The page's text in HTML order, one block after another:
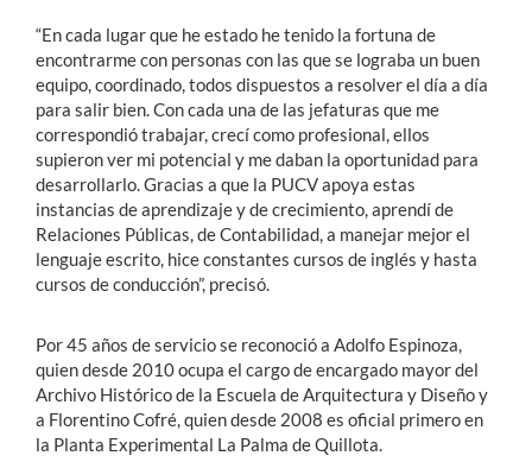
“En cada lugar que he estado he tenido la fortuna de
encontrarme con personas con las que se lograba un buen
equipo, coordinado, todos dispuestos a resolver el día a día
para salir bien. Con cada una de las jefaturas que me
correspondió trabajar, crecí como profesional, ellos
supieron ver mi potencial y me daban la oportunidad para
desarrollarlo. Gracias a que la PUCV apoya estas
instancias de aprendizaje y de crecimiento, aprendí de
Relaciones Públicas, de Contabilidad, a manejar mejor el
lenguaje escrito, hice constantes cursos de inglés y hasta
cursos de conducción”, precisó.
Por 45 años de servicio se reconoció a Adolfo Espinoza,
quien desde 2010 ocupa el cargo de encargado mayor del
Archivo Histórico de la Escuela de Arquitectura y Diseño y
a Florentino Cofré, quien desde 2008 es oficial primero en
la Planta Experimental La Palma de Quillota.